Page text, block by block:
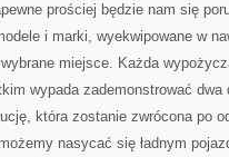
prościej będzie nam się
i marki, wyekwipowane w
miejsce. Każda
wypada zademonstrować dwa
która zostanie zwrócona po
nasycać się ładnym